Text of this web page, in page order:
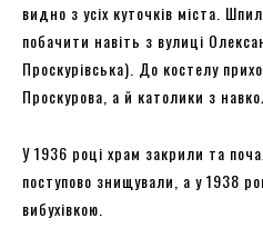
видно з усіх куточків міста.
побачити навіть з вулиці
Проскурівська). До костелу
Проскурова, а й католики з
У 1936 році храм закрили та
поступово знищували, а у 1938
вибухівкою.